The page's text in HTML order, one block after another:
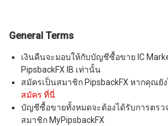
General Terms
เงินคืนจะมอบให้กับบัญชีซื้อขาย IC
PipsbackFX IB เท่านั้น
สมัครเป็นสมาชิก PipsbackFX หากคุณยั
สมัคร ที่นี่
บัญชีซื้อขายทั้งหมดจะต้องได้รับการตรว
สมาชิก MyPipsbackFX